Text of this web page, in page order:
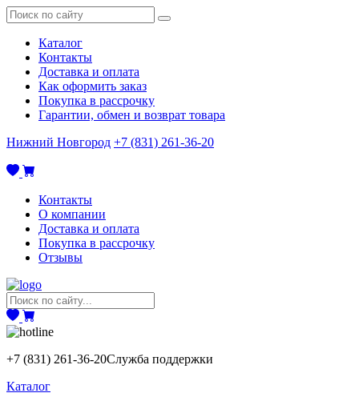
Каталог
Контакты
Доставка и оплата
Как оформить заказ
Покупка в рассрочку
Гарантии, обмен и возврат товара
Нижний Новгород +7 (831) 261-36-20
Контакты
О компании
Доставка и оплата
Покупка в рассрочку
Отзывы
+7 (831) 261-36-20Служба поддержки
Каталог